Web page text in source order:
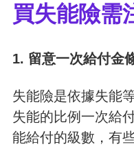
買失能險需
1. 留意一次給付金
失能險是依據失能
失能的比例一次給
能給付的級數，有